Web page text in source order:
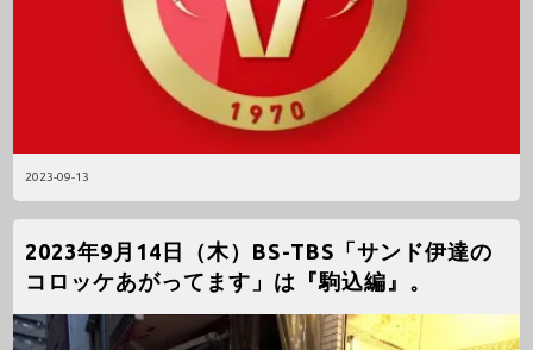
2023-09-13
2023年9月14日（木）BS-TBS「サンド伊達の
コロッケあがってます」は『駒込編』。